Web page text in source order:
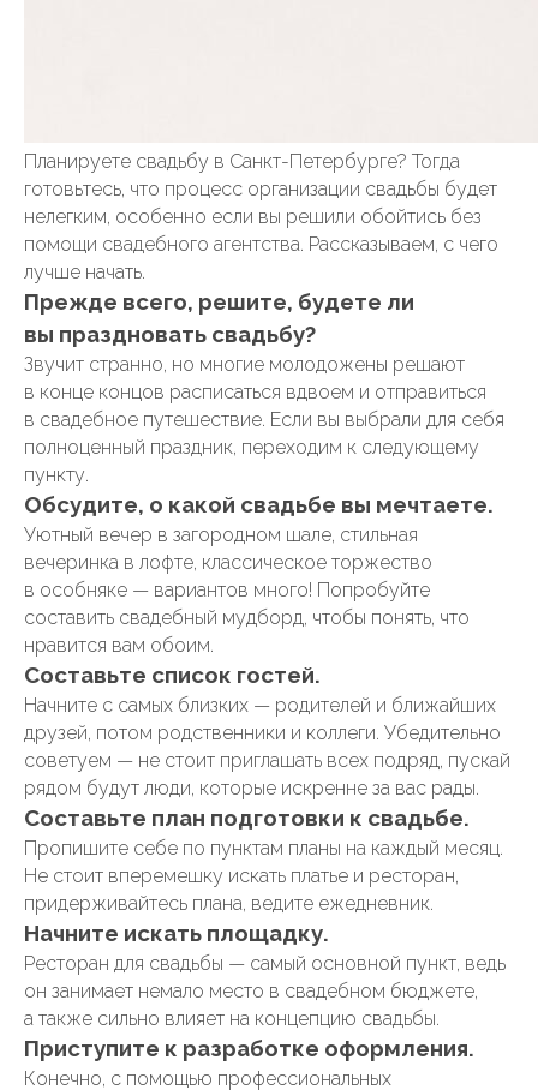
Планируете свадьбу в Санкт-Петербурге? Тогда
готовьтесь, что процесс организации свадьбы будет
нелегким, особенно если вы решили обойтись без
помощи свадебного агентства. Рассказываем, с чего
лучше начать.
Прежде всего, решите, будете ли
вы праздновать свадьбу?
Звучит странно, но многие молодожены решают
в конце концов расписаться вдвоем и отправиться
в свадебное путешествие. Если вы выбрали для себя
полноценный праздник, переходим к следующему
пункту.
Обсудите, о какой свадьбе вы мечтаете.
Уютный вечер в загородном шале, стильная
вечеринка в лофте, классическое торжество
в особняке — вариантов много! Попробуйте
составить свадебный мудборд, чтобы понять, что
нравится вам обоим.
Составьте список гостей.
Начните с самых близких — родителей и ближайших
друзей, потом родственники и коллеги. Убедительно
советуем — не стоит приглашать всех подряд, пускай
рядом будут люди, которые искренне за вас рады.
Составьте план подготовки к свадьбе.
Пропишите себе по пунктам планы на каждый месяц.
Не стоит вперемешку искать платье и ресторан,
придерживайтесь плана, ведите ежедневник.
Начните искать площадку.
Ресторан для свадьбы — самый основной пункт, ведь
он занимает немало место в свадебном бюджете,
а также сильно влияет на концепцию свадьбы.
Приступите к разработке оформления.
Конечно, с помощью профессиональных